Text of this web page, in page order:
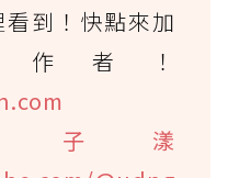
到！快點來加
者！
子漾